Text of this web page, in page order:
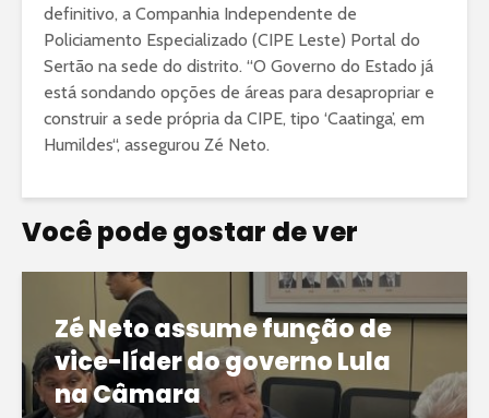
definitivo, a Companhia Independente de
Policiamento Especializado (CIPE Leste) Portal do
Sertão na sede do distrito. “O Governo do Estado já
está sondando opções de áreas para desapropriar e
construir a sede própria da CIPE, tipo ‘Caatinga’, em
Humildes“, assegurou Zé Neto.
Você pode gostar de ver
Zé Neto assume função de
vice-líder do governo Lula
na Câmara